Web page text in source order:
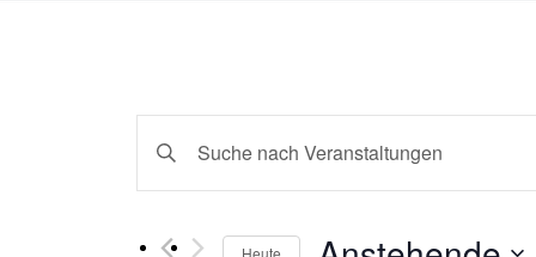
Veranstaltungen
Suche
Bitte
Suche
Heute